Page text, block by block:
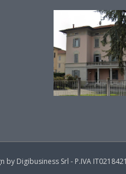
by Digibusiness Srl - P.IVA